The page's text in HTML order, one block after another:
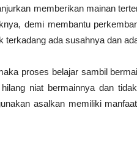
memberikan mainan
demi membantu
terkadang ada susahnya dan
proses belajar sambil
niat bermainnya dan
asalkan memiliki